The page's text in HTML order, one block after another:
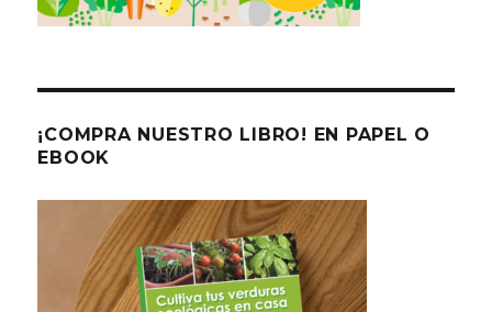
¡COMPRA NUESTRO LIBRO! EN PAPEL O
EBOOK